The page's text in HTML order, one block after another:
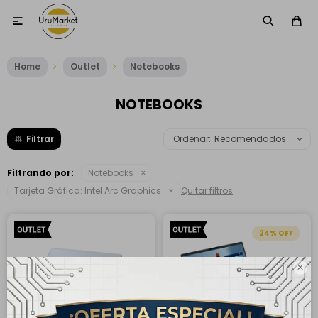


Home Outlet Notebooks
NOTEBOOKS
Recomendados
Filtrando por:
Notebooks
Tarjeta Gráfica: Intel Arc Graphics Quitar filtros
24